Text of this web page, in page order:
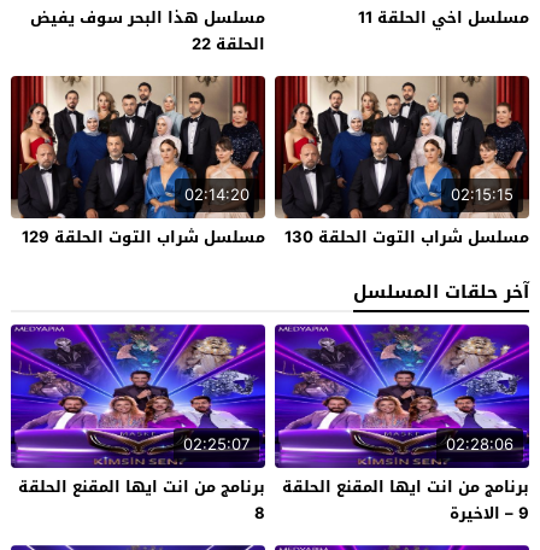
مسلسل اخي الحلقة 11
مسلسل هذا البحر سوف يفيض
الحلقة 22
02:15:15
مسلسل شراب التوت الحلقة 130
02:14:20
مسلسل شراب التوت الحلقة 129
آخر حلقات المسلسل
02:28:06
برنامج من انت ايها المقنع الحلقة
9 – الاخيرة
02:25:07
برنامج من انت ايها المقنع الحلقة
8